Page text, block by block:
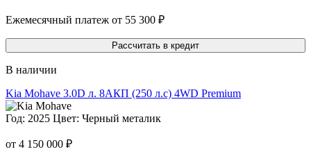
Ежемесячный платеж от 55 300 ₽
Рассчитать в кредит
В наличии
Kia Mohave 3.0D л. 8AКП (250 л.с) 4WD Premium
Год: 2025 Цвет: Черный металик
от 4 150 000 ₽